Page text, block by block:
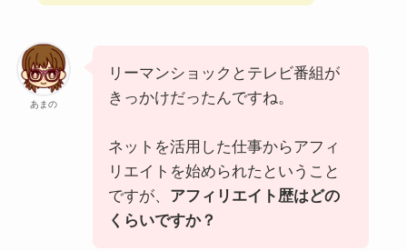
あまの
リーマンショックとテレビ番組が
きっかけだったんですね。
ネットを活用した仕事からアフィ
リエイトを始められたということ
ですが、 アフィリエイト歴はどの
くらいですか？